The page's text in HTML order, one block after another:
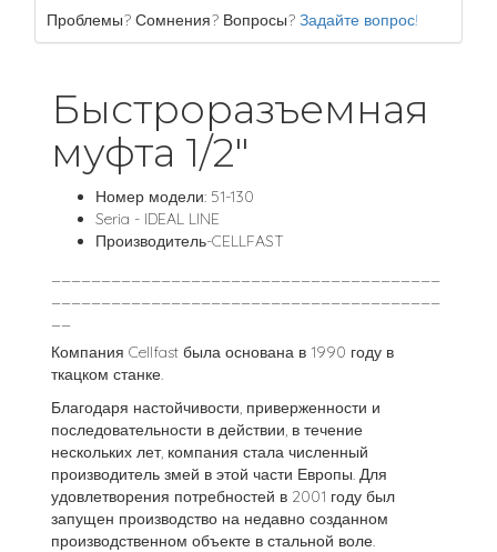
Проблемы? Сомнения? Вопросы? Задайте вопрос!
Быстроразъемная
муфта 1/2"
Номер модели: 51-130
Seria - IDEAL LINE
Производитель-CELLFAST
Компания Cellfast была основана в 1990 году в
ткацком станке.
Благодаря настойчивости, приверженности и
последовательности в действии, в течение
нескольких лет, компания стала численный
производитель змей в этой части Европы. Для
удовлетворения потребностей в 2001 году был
запущен производство на недавно созданном
производственном объекте в стальной воле.